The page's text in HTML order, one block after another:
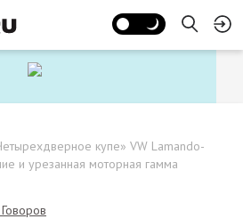
купе» VW Lamando-
и урезанная моторная гамма